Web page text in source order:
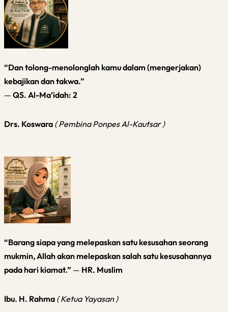
“Dan tolong-menolonglah kamu dalam (mengerjakan)
kebajikan dan takwa.”
— QS. Al-Ma’idah: 2
Drs. Koswara ( Pembina Ponpes Al-Kautsar )
“Barang siapa yang melepaskan satu kesusahan seorang
mukmin, Allah akan melepaskan salah satu kesusahannya
pada hari kiamat.” — HR. Muslim
Ibu. H. Rahma ( Ketua Yayasan )